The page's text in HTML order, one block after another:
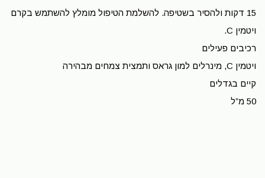
15 דקות ולהסיר בשטיפה. להשלמת הטיפול מומלץ להשתמש בקרם
ויטמין C.
רכיבים פעילים
ויטמין C, מינרלים למון גראס ותמצית צמחים מבהירה
קיים בגדלים
50 מ”ל